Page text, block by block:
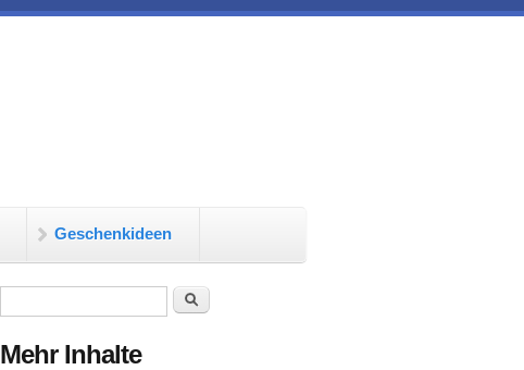
Geschenkideen
Suche
Mehr Inhalte